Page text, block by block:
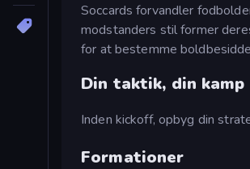
Soccards forvandler
modstanders stil former
for at bestemme
Din taktik, din kamp
Inden kickoff, opbyg din
Formationer